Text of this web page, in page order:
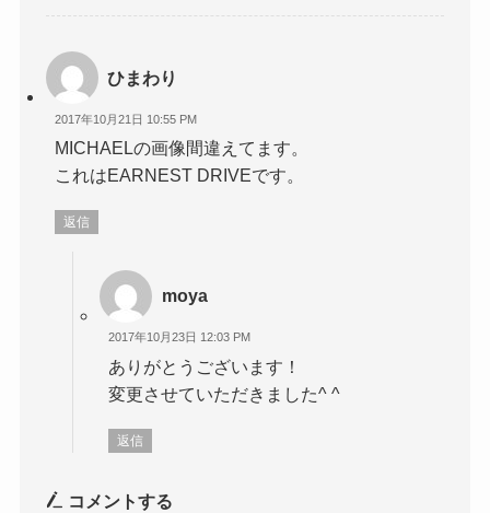
ひまわり
2017年10月21日 10:55 PM
MICHAELの画像間違えてます。
これはEARNEST DRIVEです。
返信
moya
2017年10月23日 12:03 PM
ありがとうございます！
変更させていただきました^ ^
返信
コメントする